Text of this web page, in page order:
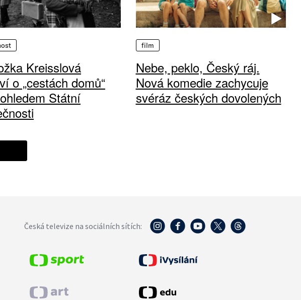
Kreisslová
o „cestách domů“
Státní
film
Nebe, peklo, Český ráj.
Nová komedie zachycuje
svéráz českých dovolených
Česká televize na sociálních sítích: